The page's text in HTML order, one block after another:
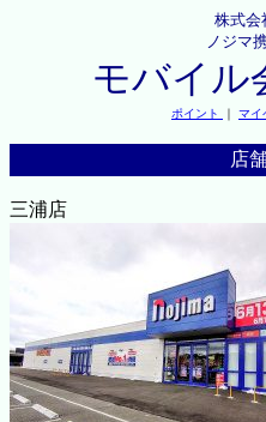
株式会
ノジマ
モバイル
ポイント ｜ マイ
店
三浦店